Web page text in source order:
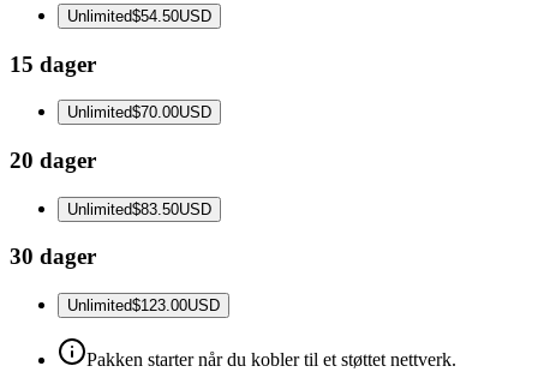
Unlimited$54.50USD
15 dager
Unlimited$70.00USD
20 dager
Unlimited$83.50USD
30 dager
Unlimited$123.00USD
Pakken starter når du kobler til et støttet nettverk.